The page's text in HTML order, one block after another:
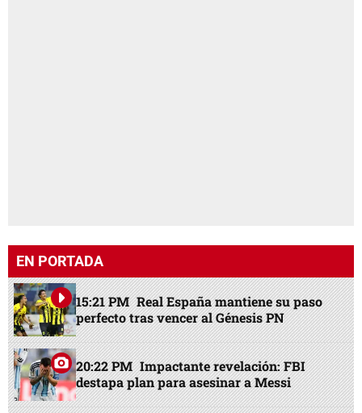
EN PORTADA
15:21 PM Real España mantiene su paso
perfecto tras vencer al Génesis PN
20:22 PM Impactante revelación: FBI
destapa plan para asesinar a Messi